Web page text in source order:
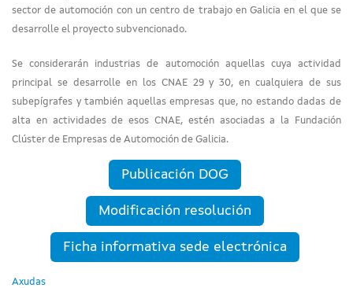
sector de automoción con un centro de trabajo en Galicia en el que se
desarrolle el proyecto subvencionado.
Se considerarán industrias de automoción aquellas cuya actividad
principal se desarrolle en los CNAE 29 y 30, en cualquiera de sus
subepígrafes y también aquellas empresas que, no estando dadas de
alta en actividades de esos CNAE, estén asociadas a la Fundación
Clúster de Empresas de Automoción de Galicia.
Publicación DOG
Modificación resolución
Ficha informativa sede electrónica
Axudas